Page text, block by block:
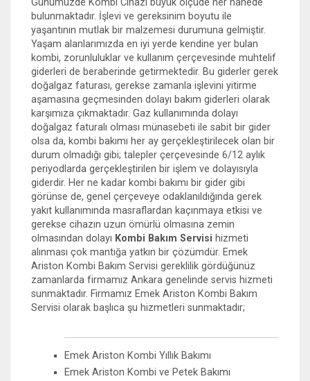
Günümüzde Kombi Cihazı büyük ölçüde her hanede
bulunmaktadır. İşlevi ve gereksinim boyutu ile
yaşantının mutlak bir malzemesi durumuna gelmiştir.
Yaşam alanlarımızda en iyi yerde kendine yer bulan
kombi, zorunluluklar ve kullanım çerçevesinde muhtelif
giderleri de beraberinde getirmektedir. Bu giderler gerek
doğalgaz faturası, gerekse zamanla işlevini yitirme
aşamasına geçmesinden dolayı bakım giderleri olarak
karşımıza çıkmaktadır. Gaz kullanımında dolayı
doğalgaz faturalı olması münasebeti ile sabit bir gider
olsa da, kombi bakımı her ay gerçekleştirilecek olan bir
durum olmadığı gibi; talepler çerçevesinde 6/12 aylık
periyodlarda gerçekleştirilen bir işlem ve dolayısıyla
giderdir. Her ne kadar kombi bakımı bir gider gibi
görünse de, genel çerçeveye odaklanıldığında gerek
yakıt kullanımında masraflardan kaçınmaya etkisi ve
gerekse cihazın uzun ömürlü olmasına zemin
olmasından dolayı Kombi Bakım Servisi hizmeti
alınması çok mantığa yatkın bir çözümdür. Emek
Ariston Kombi Bakım Servisi gereklilik gördüğünüz
zamanlarda firmamız Ankara genelinde servis hizmeti
sunmaktadır. Firmamız Emek Ariston Kombi Bakım
Servisi olarak başlıca şu hizmetleri sunmaktadır;
Emek Ariston Kombi Yıllık Bakımı
Emek Ariston Kombi ve Petek Bakımı